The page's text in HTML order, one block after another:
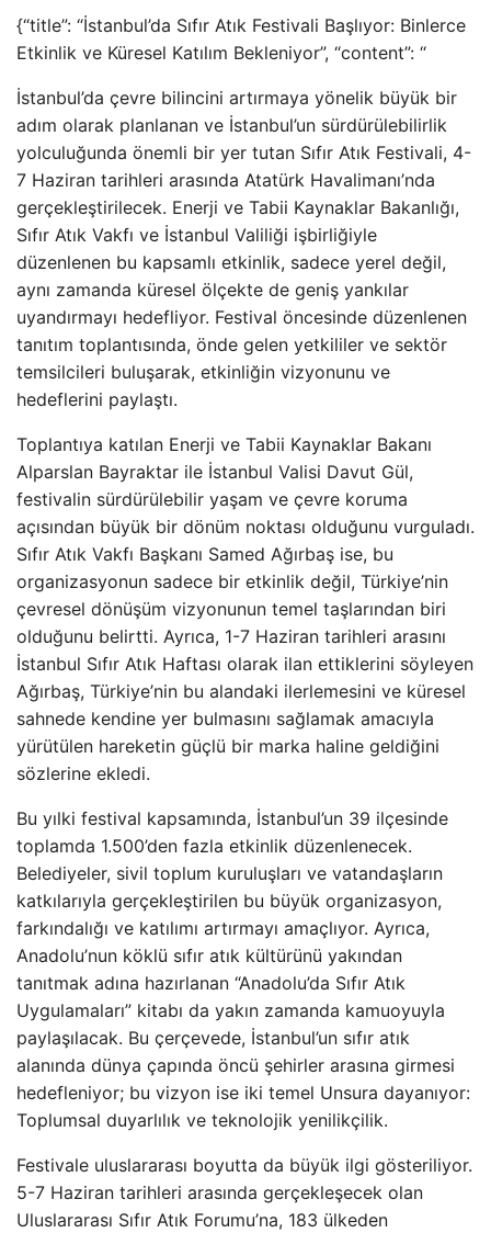
{“title”: “İstanbul’da Sıfır Atık Festivali Başlıyor: Binlerce
Etkinlik ve Küresel Katılım Bekleniyor”, “content”: “
İstanbul’da çevre bilincini artırmaya yönelik büyük bir
adım olarak planlanan ve İstanbul’un sürdürülebilirlik
yolculuğunda önemli bir yer tutan Sıfır Atık Festivali, 4-
7 Haziran tarihleri arasında Atatürk Havalimanı’nda
gerçekleştirilecek. Enerji ve Tabii Kaynaklar Bakanlığı,
Sıfır Atık Vakfı ve İstanbul Valiliği işbirliğiyle
düzenlenen bu kapsamlı etkinlik, sadece yerel değil,
aynı zamanda küresel ölçekte de geniş yankılar
uyandırmayı hedefliyor. Festival öncesinde düzenlenen
tanıtım toplantısında, önde gelen yetkililer ve sektör
temsilcileri buluşarak, etkinliğin vizyonunu ve
hedeflerini paylaştı.
Toplantıya katılan Enerji ve Tabii Kaynaklar Bakanı
Alparslan Bayraktar ile İstanbul Valisi Davut Gül,
festivalin sürdürülebilir yaşam ve çevre koruma
açısından büyük bir dönüm noktası olduğunu vurguladı.
Sıfır Atık Vakfı Başkanı Samed Ağırbaş ise, bu
organizasyonun sadece bir etkinlik değil, Türkiye’nin
çevresel dönüşüm vizyonunun temel taşlarından biri
olduğunu belirtti. Ayrıca, 1-7 Haziran tarihleri arasını
İstanbul Sıfır Atık Haftası olarak ilan ettiklerini söyleyen
Ağırbaş, Türkiye’nin bu alandaki ilerlemesini ve küresel
sahnede kendine yer bulmasını sağlamak amacıyla
yürütülen hareketin güçlü bir marka haline geldiğini
sözlerine ekledi.
Bu yılki festival kapsamında, İstanbul’un 39 ilçesinde
toplamda 1.500’den fazla etkinlik düzenlenecek.
Belediyeler, sivil toplum kuruluşları ve vatandaşların
katkılarıyla gerçekleştirilen bu büyük organizasyon,
farkındalığı ve katılımı artırmayı amaçlıyor. Ayrıca,
Anadolu’nun köklü sıfır atık kültürünü yakından
tanıtmak adına hazırlanan “Anadolu’da Sıfır Atık
Uygulamaları” kitabı da yakın zamanda kamuoyuyla
paylaşılacak. Bu çerçevede, İstanbul’un sıfır atık
alanında dünya çapında öncü şehirler arasına girmesi
hedefleniyor; bu vizyon ise iki temel Unsura dayanıyor:
Toplumsal duyarlılık ve teknolojik yenilikçilik.
Festivale uluslararası boyutta da büyük ilgi gösteriliyor.
5-7 Haziran tarihleri arasında gerçekleşecek olan
Uluslararası Sıfır Atık Forumu’na, 183 ülkeden